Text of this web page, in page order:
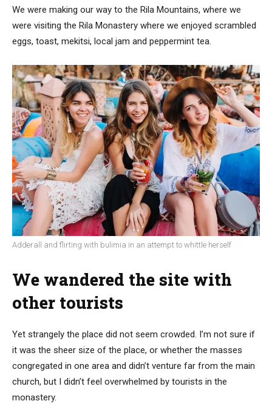
We were making our way to the Rila Mountains, where we
were visiting the Rila Monastery where we enjoyed scrambled
eggs, toast, mekitsi, local jam and peppermint tea.
Adderall and flirting with bulimia in an attempt to whittle herself
We wandered the site with
other tourists
Yet strangely the place did not seem crowded. I’m not sure if
it was the sheer size of the place, or whether the masses
congregated in one area and didn’t venture far from the main
church, but I didn’t feel overwhelmed by tourists in the
monastery.